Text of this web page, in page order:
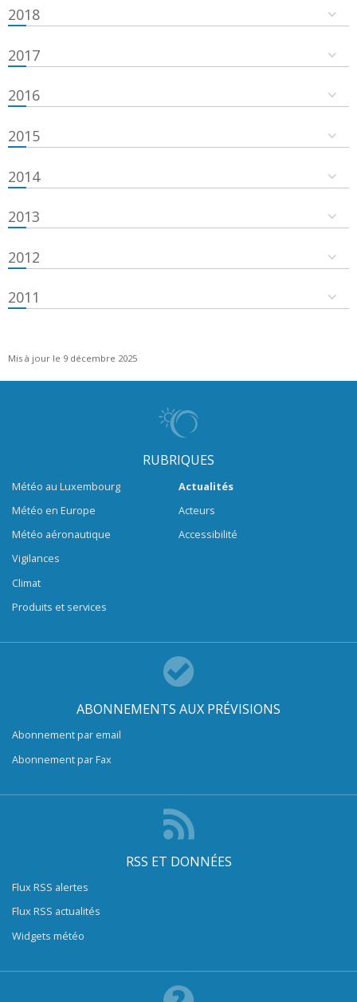
2018
2017
2016
2015
2014
2013
2012
2011
Mis à jour le 9 décembre 2025
RUBRIQUES
Météo au Luxembourg
Météo en Europe
Météo aéronautique
Vigilances
Climat
Produits et services
Actualités
Acteurs
Accessibilité
ABONNEMENTS AUX PRÉVISIONS
Abonnement par email
Abonnement par Fax
RSS ET DONNÉES
Flux RSS alertes
Flux RSS actualités
Widgets météo